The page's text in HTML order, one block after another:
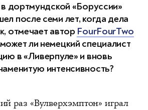
дортмундской «Боруссии»
после семи лет, когда дела
отмечает автор FourFourTwo
ли немецкий специалист
в «Ливерпуле» и вновь
интенсивность?
раз «Вулверхэмптон» играл